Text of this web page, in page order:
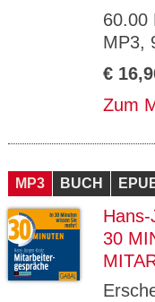
60.00
MP3,
€
Zum
MP3 BUCH
30